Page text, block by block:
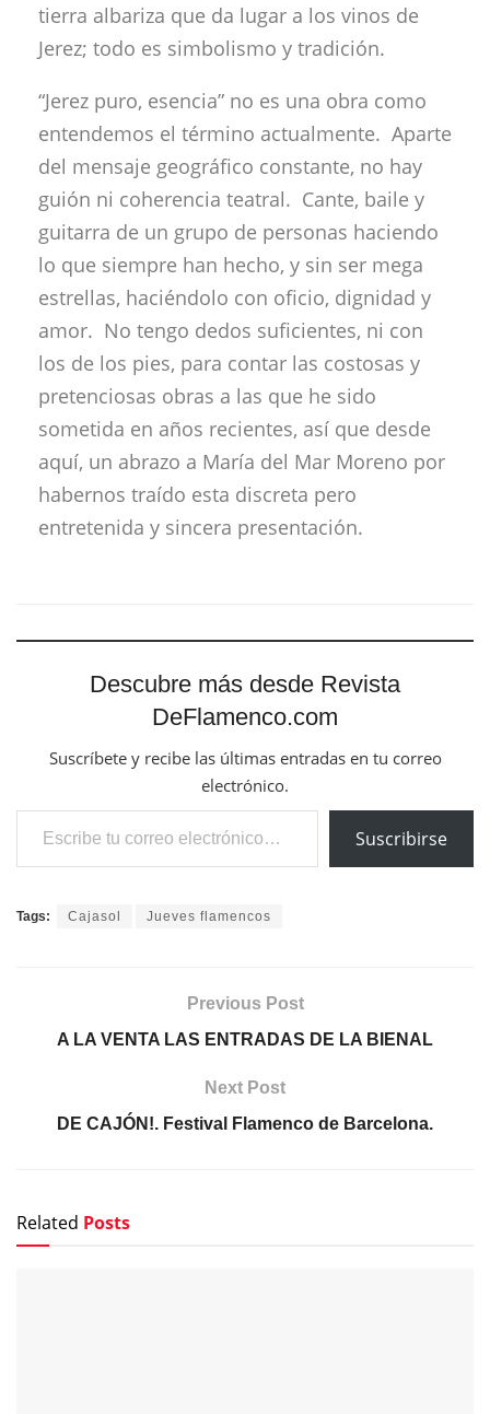
tierra albariza que da lugar a los vinos de
Jerez; todo es simbolismo y tradición.
“Jerez puro, esencia” no es una obra como
entendemos el término actualmente. Aparte
del mensaje geográfico constante, no hay
guión ni coherencia teatral. Cante, baile y
guitarra de un grupo de personas haciendo
lo que siempre han hecho, y sin ser mega
estrellas, haciéndolo con oficio, dignidad y
amor. No tengo dedos suficientes, ni con
los de los pies, para contar las costosas y
pretenciosas obras a las que he sido
sometida en años recientes, así que desde
aquí, un abrazo a María del Mar Moreno por
habernos traído esta discreta pero
entretenida y sincera presentación.
Descubre más desde Revista
DeFlamenco.com
Suscríbete y recibe las últimas entradas en tu correo
electrónico.
Escribe tu correo electrónico…
Suscribirse
Tags: Cajasol Jueves flamencos
Previous Post
A LA VENTA LAS ENTRADAS DE LA BIENAL
Next Post
DE CAJÓN!. Festival Flamenco de Barcelona.
Related Posts